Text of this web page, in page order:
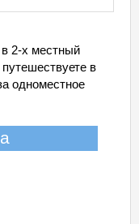
2-х местный
в
одноместное